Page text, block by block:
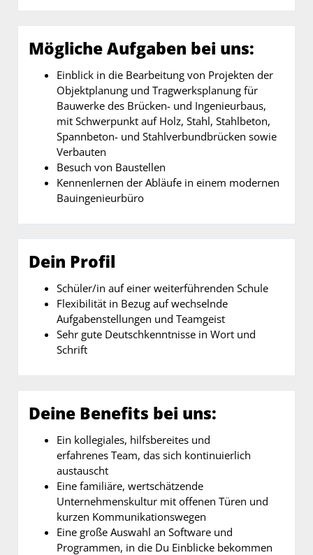
Mögliche Aufgaben bei uns:
Einblick in die Bearbeitung von Projekten der
Objektplanung und Tragwerksplanung für
Bauwerke des Brücken- und Ingenieurbaus,
mit Schwerpunkt auf Holz, Stahl, Stahlbeton,
Spannbeton- und Stahlverbundbrücken sowie
Verbauten
Besuch von Baustellen
Kennenlernen der Abläufe in einem modernen
Bauingenieurbüro
Dein Profil
Schüler/in auf einer weiterführenden Schule
Flexibilität in Bezug auf wechselnde
Aufgabenstellungen und Teamgeist
Sehr gute Deutschkenntnisse in Wort und
Schrift
Deine Benefits bei uns:
Ein kollegiales, hilfsbereites und
erfahrenes Team, das sich kontinuierlich
austauscht
Eine familiäre, wertschätzende
Unternehmenskultur mit offenen Türen und
kurzen Kommunikationswegen
Eine große Auswahl an Software und
Programmen, in die Du Einblicke bekommen